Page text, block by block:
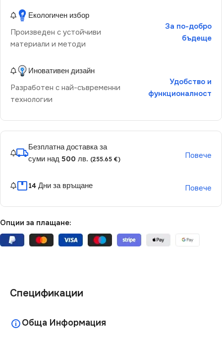
Екологичен избор
Произведен с устойчиви
материали и методи
За по-добро
бъдеще
Иновативен дизайн
Разработен с най-съвременни
технологии
Удобство и
функционалност
Безплатна доставка за
суми над 500 лв. (255.65 €) Повече
14 Дни за връщане Повече
Опции за плащане:
Спецификации
Обща Информация